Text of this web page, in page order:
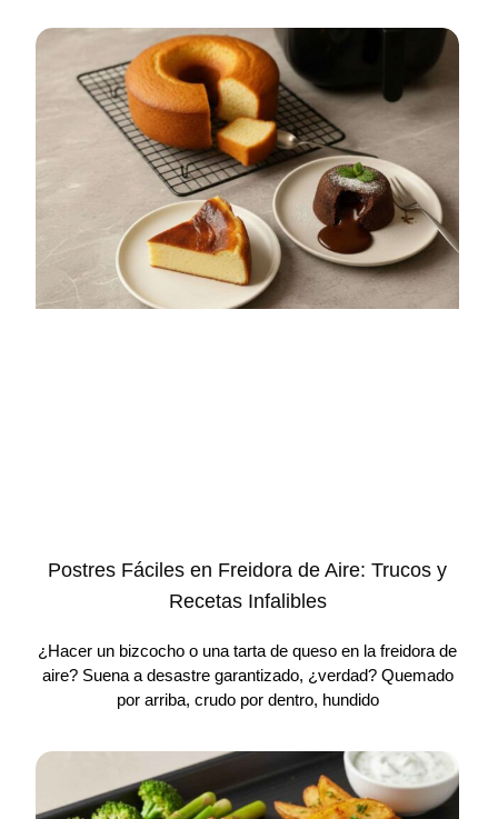
Postres Fáciles en Freidora de Aire: Trucos y
Recetas Infalibles
¿Hacer un bizcocho o una tarta de queso en la freidora de
aire? Suena a desastre garantizado, ¿verdad? Quemado
por arriba, crudo por dentro, hundido